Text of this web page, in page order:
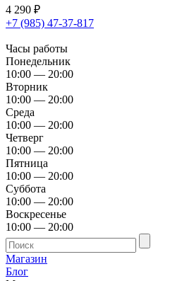
4 290 ₽
+7 (985) 47-37-817
Часы работы
Понедельник
10:00 — 20:00
Вторник
10:00 — 20:00
Среда
10:00 — 20:00
Четверг
10:00 — 20:00
Пятница
10:00 — 20:00
Суббота
10:00 — 20:00
Воскресенье
10:00 — 20:00
Магазин
Блог